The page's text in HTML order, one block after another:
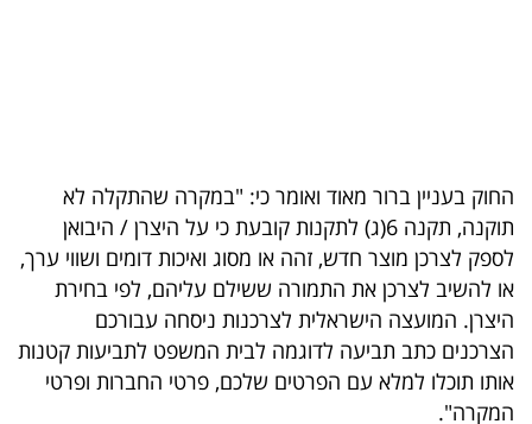
40
UNDER
40
שיתופי
החוק בעניין ברור מאוד ואומר כי: "במקרה שהתקלה לא
תוקנה, תקנה 6(ג) לתקנות קובעת כי על היצרן / היבואן
לספק לצרכן מוצר חדש, זהה או מסוג ואיכות דומים ושווי ערך,
או להשיב לצרכן את התמורה ששילם עליהם, לפי בחירת
היצרן. המועצה הישראלית לצרכנות ניסחה עבורכם
הצרכנים כתב תביעה לדוגמה לבית המשפט לתביעות קטנות
אותו תוכלו למלא עם הפרטים שלכם, פרטי החברות ופרטי
המקרה".